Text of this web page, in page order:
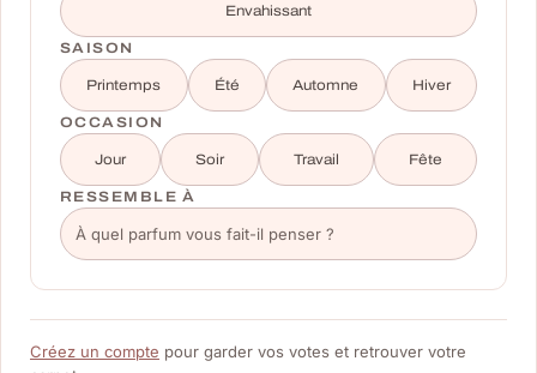
Envahissant
SAISON
Printemps Été Automne Hiver
OCCASION
Jour Soir Travail Fête
RESSEMBLE À
Créez un compte pour garder vos votes et retrouver votre